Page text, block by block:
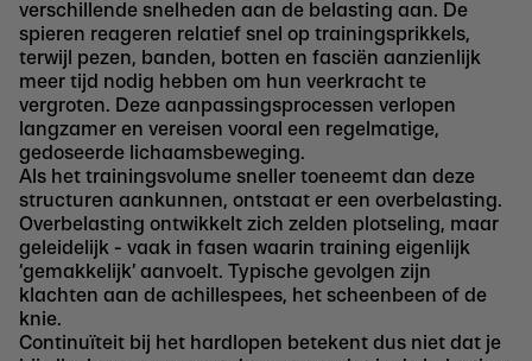
verschillende snelheden aan de belasting aan. De
spieren reageren relatief snel op trainingsprikkels,
terwijl pezen, banden, botten en fasciën aanzienlijk
meer tijd nodig hebben om hun veerkracht te
vergroten. Deze aanpassingsprocessen verlopen
langzamer en vereisen vooral een regelmatige,
gedoseerde lichaamsbeweging.
Als het trainingsvolume sneller toeneemt dan deze
structuren aankunnen, ontstaat er een overbelasting.
Overbelasting ontwikkelt zich zelden plotseling, maar
geleidelijk - vaak in fasen waarin training eigenlijk
‘gemakkelijk’ aanvoelt. Typische gevolgen zijn
klachten aan de achillespees, het scheenbeen of de
knie.
Continuïteit bij het hardlopen betekent dus niet dat je